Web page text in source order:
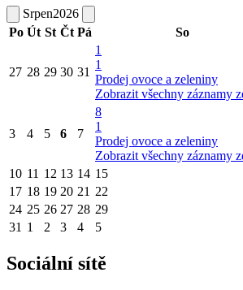
Srpen2026
Po Út St Čt Pá So
27 28 29 30 31
1
1
Prodej ovoce a zeleniny
Zobrazit všechny záznamy
3 4 5 6 7
8
1
Prodej ovoce a zeleniny
Zobrazit všechny záznamy
10 11 12 13 14 15
17 18 19 20 21 22
24 25 26 27 28 29
31 1 2 3 4 5
Sociální sítě